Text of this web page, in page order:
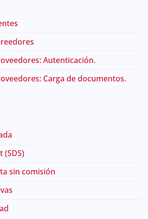
Autenticación.
Carga de documentos.
(SDS)
sin comisión